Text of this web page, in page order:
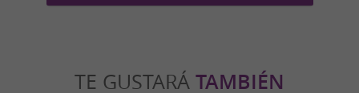
TE GUSTARÁ TAMBIÉN